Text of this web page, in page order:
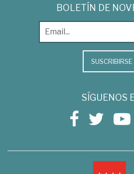
BOLETÍN DE
SUSCRIBIRSE
SÍGUENOS